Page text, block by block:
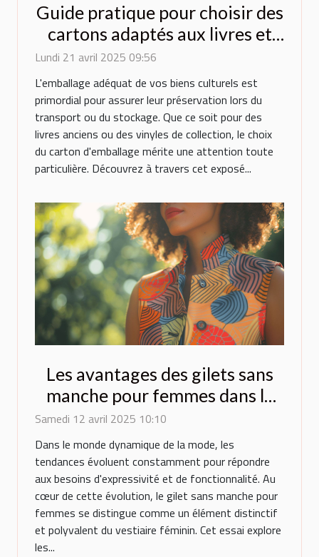
Guide pratique pour choisir des
cartons adaptés aux livres et
vinyles
Lundi 21 avril 2025 09:56
L'emballage adéquat de vos biens culturels est
primordial pour assurer leur préservation lors du
transport ou du stockage. Que ce soit pour des
livres anciens ou des vinyles de collection, le choix
du carton d'emballage mérite une attention toute
particulière. Découvrez à travers cet exposé...
Les avantages des gilets sans
manche pour femmes dans la
mode contemporaine
Samedi 12 avril 2025 10:10
Dans le monde dynamique de la mode, les
tendances évoluent constamment pour répondre
aux besoins d'expressivité et de fonctionnalité. Au
cœur de cette évolution, le gilet sans manche pour
femmes se distingue comme un élément distinctif
et polyvalent du vestiaire féminin. Cet essai explore
les...